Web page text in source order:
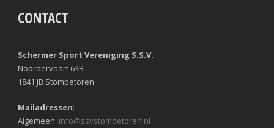
CONTACT
Schermer Sport Vereniging S.S.V.
Noordervaart 63B
1841 JB Stompetoren
Mailadressen:
Algemeen: info@ssvstompetoren.nl